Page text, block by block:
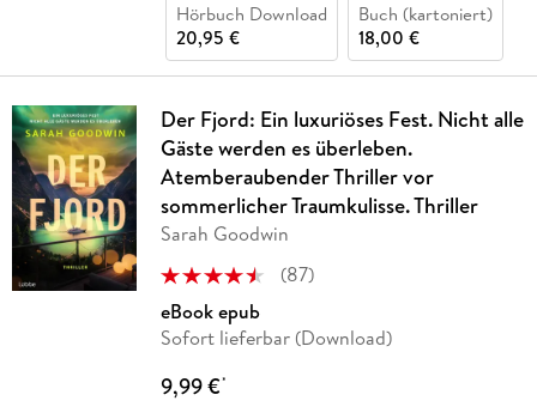
Hörbuch Download
20,95 €
Buch (kartoniert)
18,00 €
Der Fjord: Ein luxuriöses Fest. Nicht alle
Gäste werden es überleben.
Atemberaubender Thriller vor
sommerlicher Traumkulisse. Thriller
Sarah Goodwin
(87)
eBook epub
Sofort lieferbar (Download)
9,99 €*